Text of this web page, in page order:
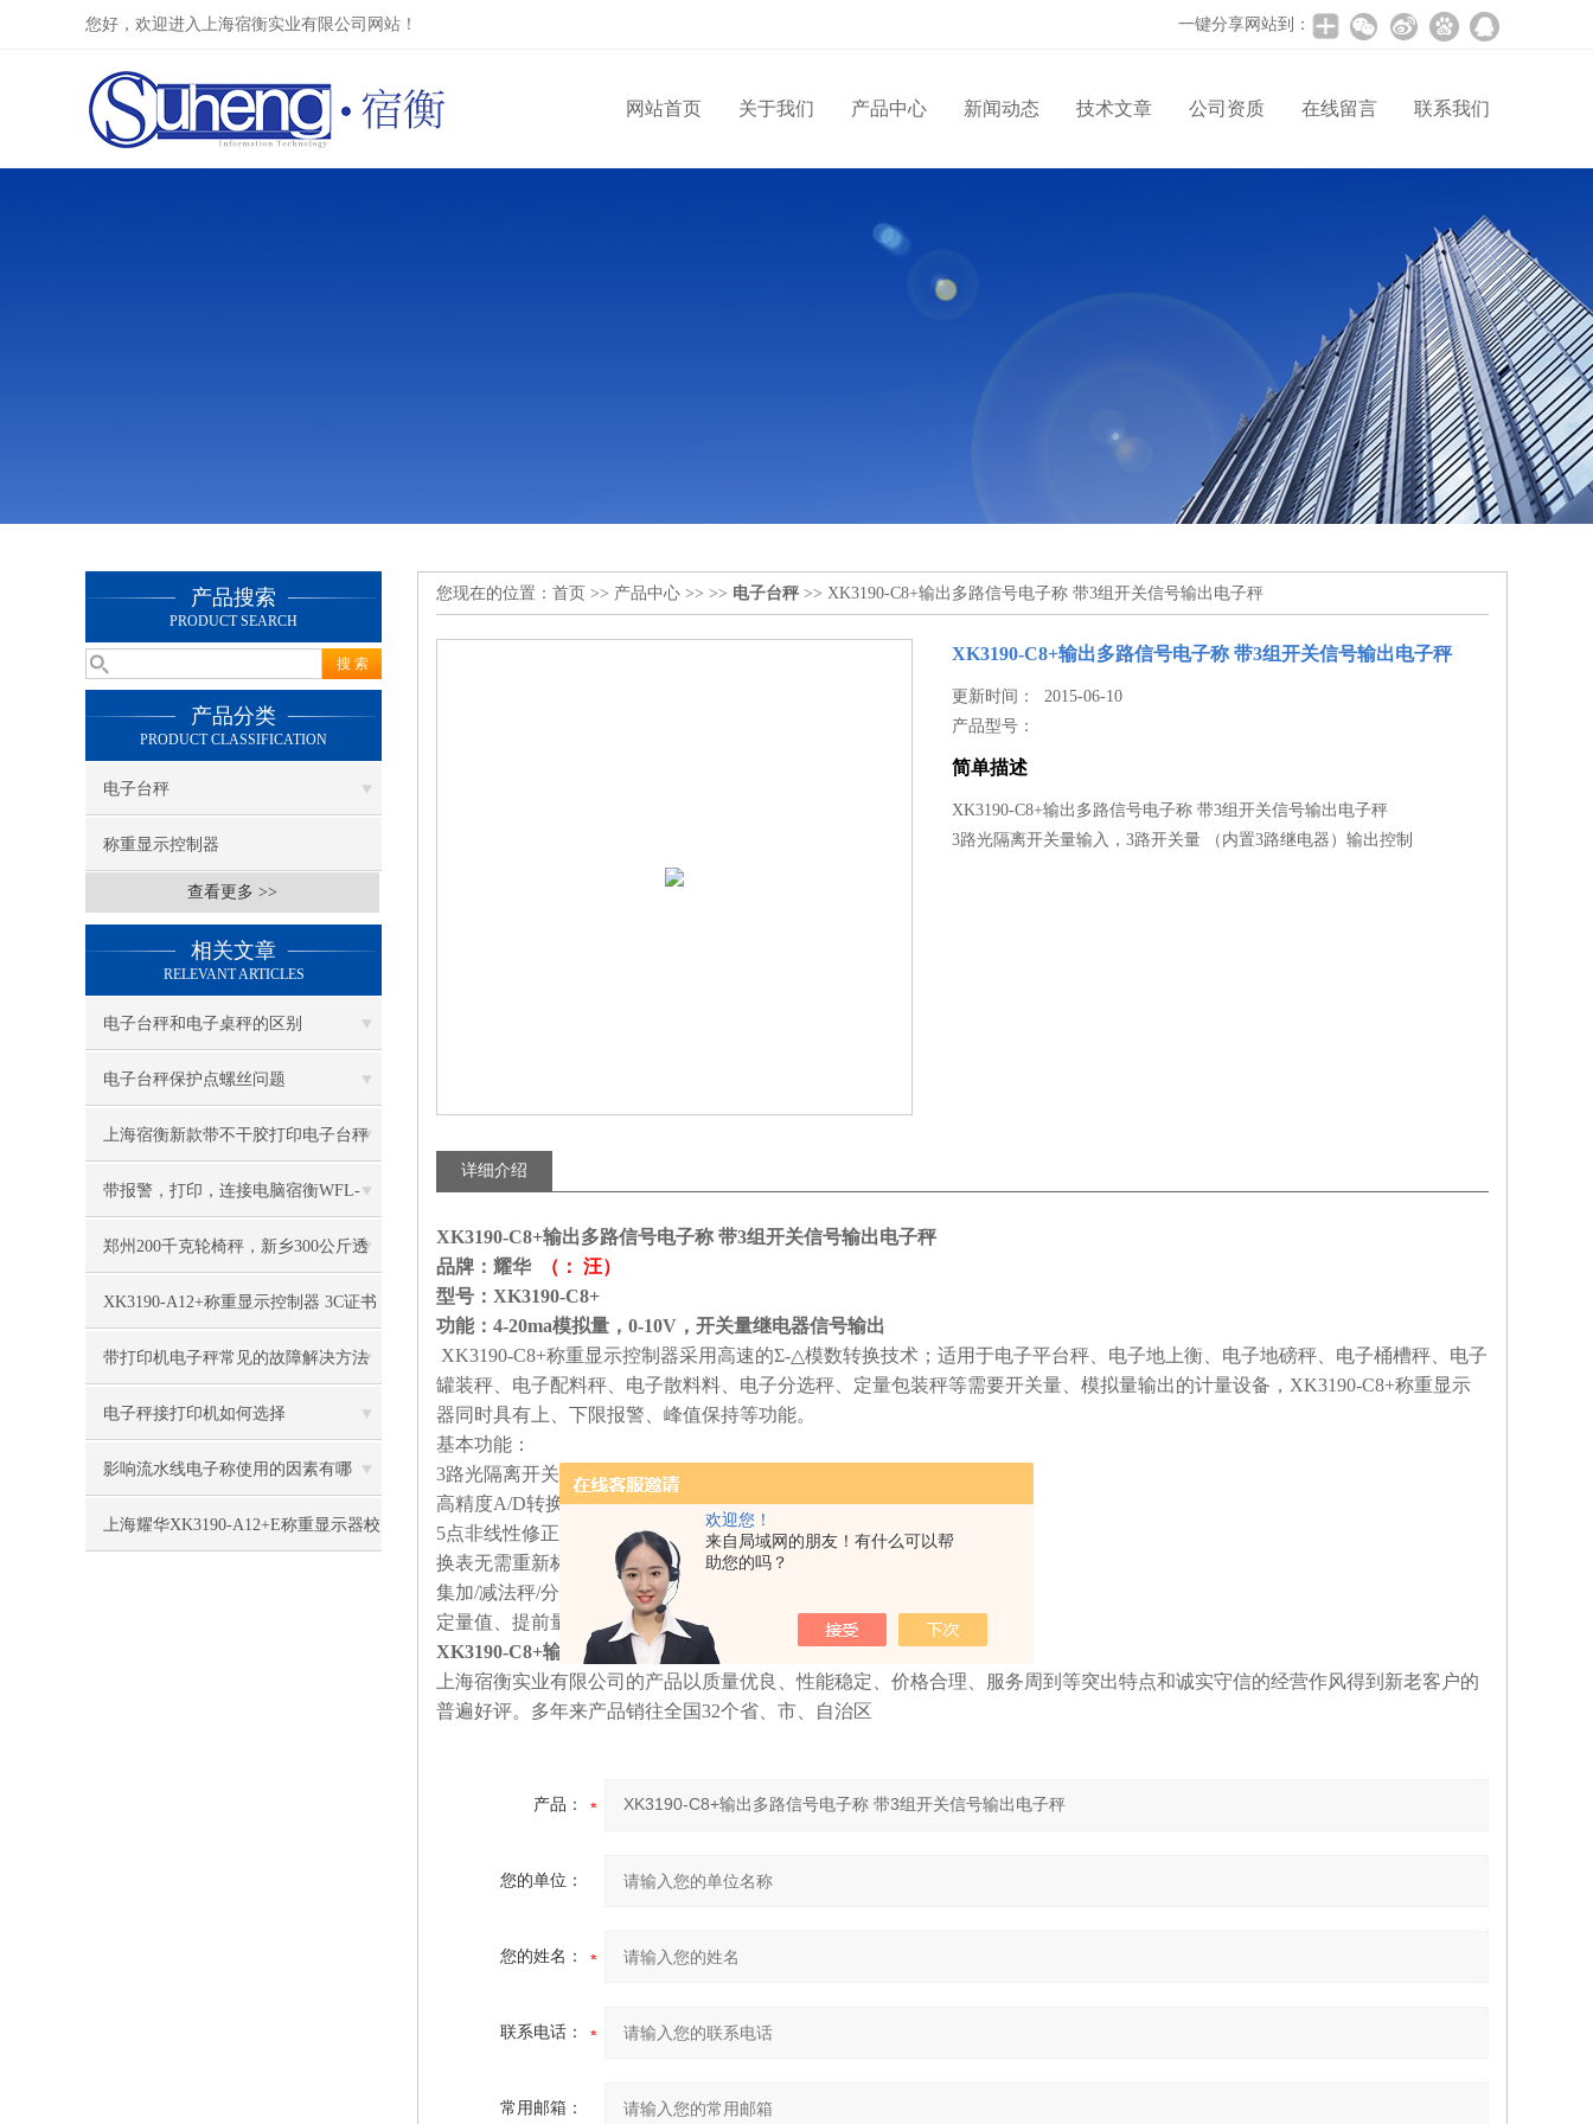
欢迎您！
来自局域网的朋友！有什么可以帮
助您的吗？
您好，欢迎进入上海宿衡实业有限公司网站！ 一键分享网站到：
网站首页 关于我们 产品中心 新闻动态 技术文章 公司资质 在线留言 联系我们
产品搜索
PRODUCT SEARCH
产品分类
PRODUCT CLASSIFICATION
电子台秤
称重显示控制器
查看更多 >>
相关文章
RELEVANT ARTICLES
电子台秤和电子桌秤的区别
电子台秤保护点螺丝问题
上海宿衡新款带不干胶打印电子台秤
特色
带报警，打印，连接电脑宿衡WFL-
3100电子台秤
郑州200千克轮椅秤，新乡300公斤透
析轮椅称技术参数
XK3190-A12+称重显示控制器 3C证书
带打印机电子秤常见的故障解决方法
有哪些
电子秤接打印机如何选择
影响流水线电子称使用的因素有哪
些？
上海耀华XK3190-A12+E称重显示器校
您现在的位置： 首页 >> 产品中心 >> >> 电子台秤 >> XK3190-C8+输出多路信号电子称 带3组开关信号输出电子秤
XK3190-C8+输出多路信号电子称 带3组开关信号输出电子秤
更新时间： 2015-06-10
产品型号：
简单描述
XK3190-C8+输出多路信号电子称 带3组开关信号输出电子秤
3路光隔离开关量输入，3路开关量 （内置3路继电器）输出控制
详细介绍
XK3190-C8+输出多路信号电子称 带3组开关信号输出电子秤
品牌：耀华
（： 汪）
型号：XK3190-C8+
功能：4-20ma模拟量，0-10V，开关量继电器信号输出
XK3190-C8+称重显示控制器采用高速的Σ-△模数转换技术；适用于电子平台秤、电子地上衡、电子地磅秤、电子桶槽秤、电子
罐装秤、电子配料秤、电子散料料、电子分选秤、定量包装秤等需要开关量、模拟量输出的计量设备， XK3190-C8+称重显示
器同时具有上、下限报警、峰值保持等功能。
基本功能：
3路光隔离开关量输入，3路开关量
高精度A/D转换，可读性达1/30000
5点非线性修正
换表无需重新标定，只需输入原仪表的参数即可使用
集加/减法秤/分选秤 上下限报警
定量值、提前量、上下限、节点延时等参数可根据应用自由设置
XK3190-C8+输出多路信号电子称 带3组开关信号输出电子秤
上海宿衡实业有限公司的产品以质量优良、性能稳定、价格合理、服务周到等突出特点和诚实守信的经营作风得到新老客户的
普遍好评。多年来产品销往全国32个省、市、自治区
产品：
您的单位：
您的姓名：
联系电话：
常用邮箱：